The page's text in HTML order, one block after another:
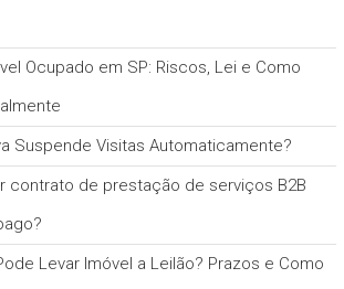
Ocupado em SP: Riscos, Lei e Como
Suspende Visitas Automaticamente?
contrato de prestação de serviços B2B
Levar Imóvel a Leilão? Prazos e Como